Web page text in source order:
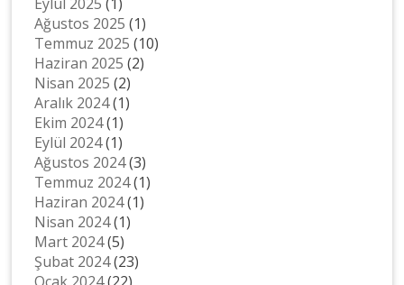
Ağustos 2025 (1)
Temmuz 2025 (10)
Haziran 2025 (2)
Nisan 2025 (2)
Aralık 2024(1)
Ekim 2024(1)
Eylül 2024(1)
Ağustos 2024(3)
Temmuz 2024(1)
Haziran 2024(1)
Nisan 2024(1)
Mart 2024(5)
Şubat 2024(23)